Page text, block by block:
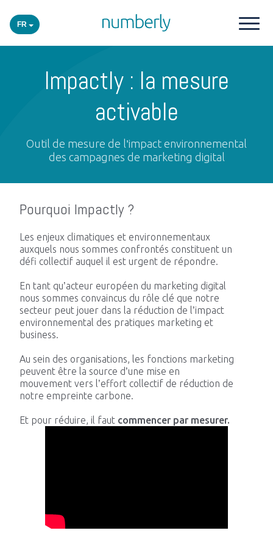
FR
Academy
Secteurs
Événements
Insights
Impacts
Blog Tech
Nous rejoindre
Impactly : la mesure
activable
Outil de mesure de l’impact environnemental
des campagnes de marketing digital
Pourquoi Impactly ?
Les enjeux climatiques et environnementaux
auxquels nous sommes confrontés constituent un
défi collectif auquel il est urgent de répondre.
En tant qu’acteur européen du marketing digital
nous sommes convaincus du rôle clé que notre
secteur peut jouer dans la réduction de l’impact
environnemental des pratiques marketing et
business.
Au sein des organisations, les fonctions marketing
peuvent être la source d’une mise en
mouvement vers l’effort collectif de réduction de
notre empreinte carbone.
Et pour réduire, il faut commencer par mesurer.